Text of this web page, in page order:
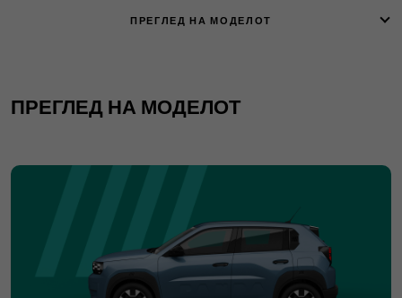
ПРЕГЛЕД НА МОДЕЛОТ
ПРЕГЛЕД НА МОДЕЛОТ